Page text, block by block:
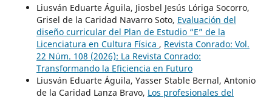
Liusván Eduarte Águila, Jiosbel Jesús Lóriga Socorro,
Grisel de la Caridad Navarro Soto, Evaluación del
diseño curricular del Plan de Estudio “E” de la
Licenciatura en Cultura Física , Revista Conrado: Vol.
22 Núm. 108 (2026): La Revista Conrado:
Transformando la Eficiencia en Futuro
Liusván Eduarte Águila, Yasser Stable Bernal, Antonio
de la Caridad Lanza Bravo, Los profesionales del